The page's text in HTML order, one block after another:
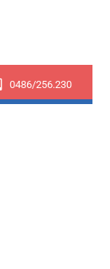
0486/256.230